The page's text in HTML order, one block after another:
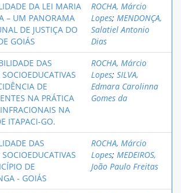
DA LEI MARIA
– UM PANORAMA
DE JUSTIÇA DO
GOIÁS
ROCHA, Márcio
Lopes; MENDONÇA,
Salatiel Antonio
Dias
DAS
DE
NA PRÁTICA
NA
ITAPACI-GO.
ROCHA, Márcio
Lopes; SILVA,
Edmara Carolinna
Gomes da
DAS
DE
- GOIÁS
ROCHA, Márcio
Lopes; MEDEIROS,
João Paulo Freitas